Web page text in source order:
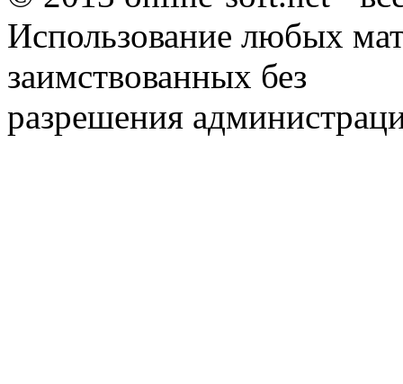
Использование любых
заимствованных без
разрешения